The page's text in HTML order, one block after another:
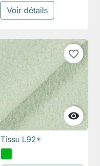
Voir détails

favorite_border
Tissu L92*